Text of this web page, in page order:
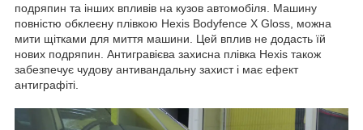
подряпин та інших впливів на кузов автомобіля. Машину
повністю обклеєну плівкою Hexis Bodyfence X Gloss, можна
мити щітками для миття машини. Цей вплив не додасть їй
нових подряпин. Антигравієва захисна плівка Hexis також
забезпечує чудову антивандальну захист і має ефект
антиграфіті.